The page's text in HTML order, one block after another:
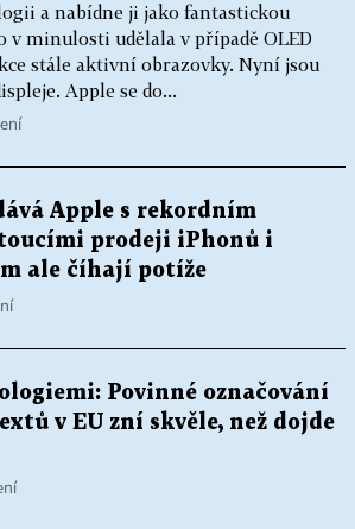
a nabídne ji jako fantastickou
minulosti udělala v případě OLED
stále aktivní obrazovky. Nyní jsou
Apple se do...
Apple s rekordním
prodeji iPhonů i
ale číhají potíže
Povinné označování
v EU zní skvěle, než dojde